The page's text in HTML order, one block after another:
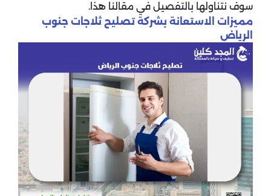
سوف نتناولها بالتفصيل في مقالنا هذا.
مميزات الاستعانة بشركة تصليح ثلاجات جنوب
الرياض